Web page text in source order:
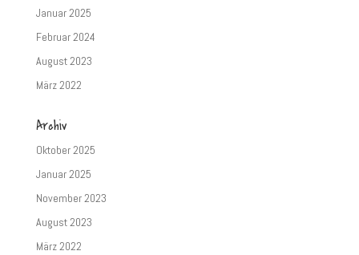
Januar 2025
Februar 2024
August 2023
März 2022
Archiv
Oktober 2025
Januar 2025
November 2023
August 2023
März 2022